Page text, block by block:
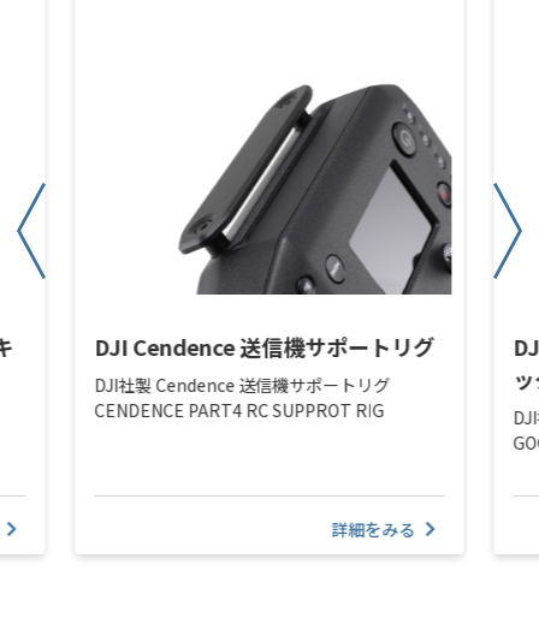
DJI Cendence 送信機サポートリグ
DJI社製 Cendence 送信機サポートリグ
CENDENCE PART4 RC SUPPROT RIG
詳細をみる